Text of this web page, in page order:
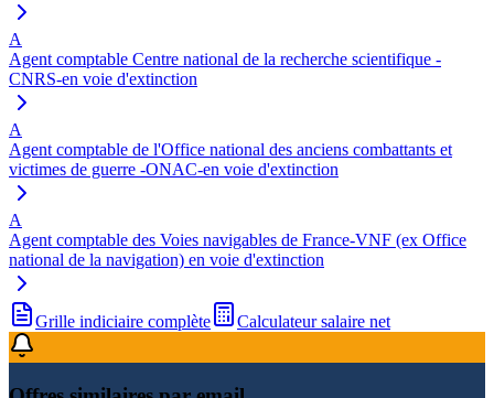
A
Agent comptable Centre national de la recherche scientifique -
CNRS-en voie d'extinction
A
Agent comptable de l'Office national des anciens combattants et
victimes de guerre -ONAC-en voie d'extinction
A
Agent comptable des Voies navigables de France-VNF (ex Office
national de la navigation) en voie d'extinction
Grille indiciaire complète Calculateur salaire net